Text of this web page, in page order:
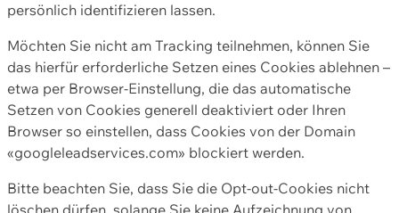
persönlich identifizieren lassen.
Möchten Sie nicht am Tracking teilnehmen, können Sie
das hierfür erforderliche Setzen eines Cookies ablehnen –
etwa per Browser-Einstellung, die das automatische
Setzen von Cookies generell deaktiviert oder Ihren
Browser so einstellen, dass Cookies von der Domain
«googleleadservices.com» blockiert werden.
Bitte beachten Sie, dass Sie die Opt-out-Cookies nicht